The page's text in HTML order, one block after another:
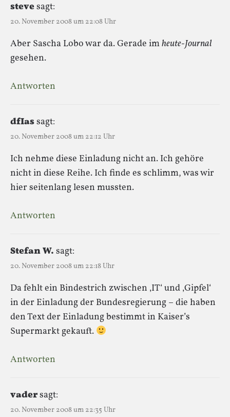
stevesagt:
20. November 2008 um 22:08 Uhr
Aber Sascha Lobo war da. Gerade imheute-Journal
gesehen.
Antworten
dfIassagt:
20. November 2008 um 22:12 Uhr
Ich nehme diese Einladung nicht an. Ich gehöre
nicht in diese Reihe. Ich finde es schlimm, was wir
hier seitenlang lesen mussten.
Antworten
Stefan W. sagt:
20. November 2008 um 22:18 Uhr
Da fehlt ein Bindestrich zwischen ‚IT‘ und ‚Gipfel‘
in der Einladung der Bundesregierung – die haben
den Text der Einladung bestimmt in Kaiser’s
Supermarkt gekauft.
Antworten
vadersagt:
20. November 2008 um 22:35 Uhr